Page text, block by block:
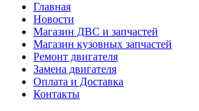
Главная
Новости
Магазин ДВС и запчастей
Магазин кузовных запчастей
Ремонт двигателя
Замена двигателя
Оплата и Доставка
Контакты